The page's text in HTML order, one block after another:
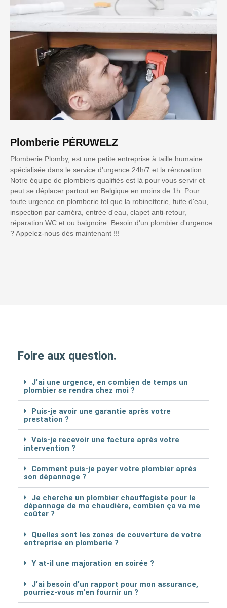
Plomberie PÉRUWELZ
Plomberie Plomby, est une petite entreprise à taille humaine
spécialisée dans le service d’urgence 24h/7 et la rénovation.
Notre équipe de plombiers qualifiés est là pour vous servir et
peut se déplacer partout en Belgique en moins de 1h. Pour
toute urgence en plomberie tel que la robinetterie, fuite d'eau,
inspection par caméra, entrée d'eau, clapet anti-retour,
réparation WC et ou baignoire. Besoin d'un plombier d'urgence
? Appelez-nous dès maintenant !!!
Foire aux question.
J'ai une urgence, en combien de temps un
plombier se rendra chez moi ?
Puis-je avoir une garantie après votre
prestation ?
Vais-je recevoir une facture après votre
intervention ?
Comment puis-je payer votre plombier après
son dépannage ?
Je cherche un plombier chauffagiste pour le
dépannage de ma chaudière, combien ça va me
coûter ?
Quelles sont les zones de couverture de votre
entreprise en plomberie ?
Y at-il une majoration en soirée ?
J'ai besoin d'un rapport pour mon assurance,
pourriez-vous m'en fournir un ?